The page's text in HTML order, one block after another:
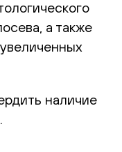
а также
наличие